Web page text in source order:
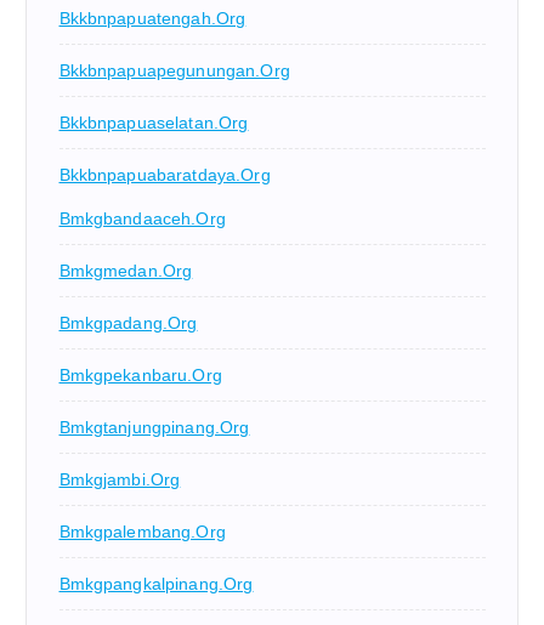
Bkkbnpapuatengah.org
Bkkbnpapuapegunungan.org
Bkkbnpapuaselatan.org
Bkkbnpapuabaratdaya.org
Bmkgbandaaceh.org
Bmkgmedan.org
Bmkgpadang.org
Bmkgpekanbaru.org
Bmkgtanjungpinang.org
Bmkgjambi.org
Bmkgpalembang.org
Bmkgpangkalpinang.org